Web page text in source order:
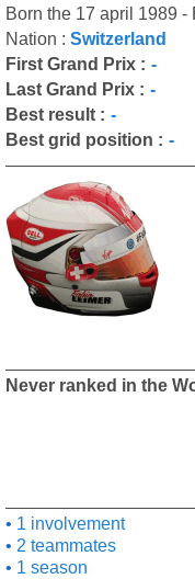
Born the 17 april 1989 -
Nation : Switzerland
First Grand Prix : -
Last Grand Prix : -
Best result : -
Best grid position : -
Never ranked in the
1 involvement
2 teammates
1 season